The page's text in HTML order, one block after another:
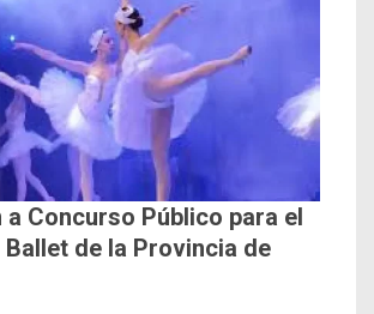
a Concurso Público para el
de la Provincia de